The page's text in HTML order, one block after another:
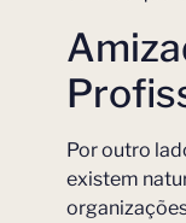
Por outro
existem